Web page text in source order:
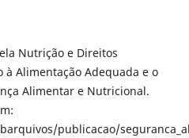
Nutrição e Direitos
à Alimentação Adequada e o
Alimentar e Nutricional.
publicacao/